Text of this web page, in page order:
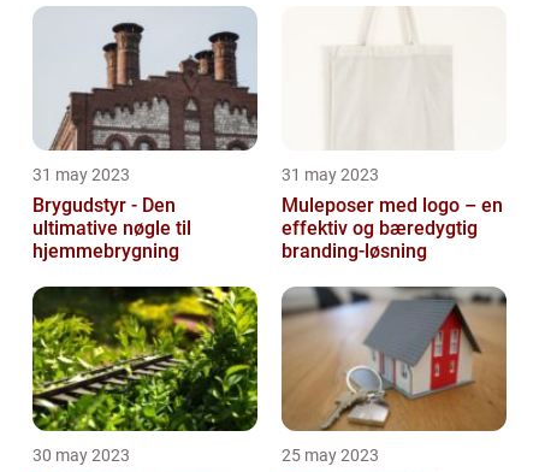
31 may 2023
Brygudstyr - Den
ultimative nøgle til
hjemmebrygning
31 may 2023
Muleposer med logo – en
effektiv og bæredygtig
branding-løsning
30 may 2023 25 may 2023